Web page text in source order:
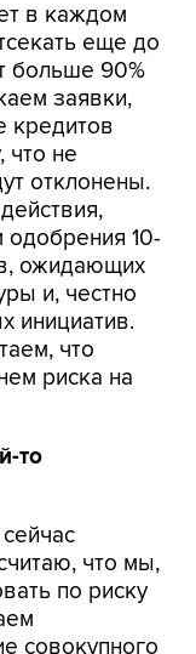
в каждом
еще до
больше 90%
заявки,
кредитов
что не
отклонены.
одобрения 10-
ожидающих
и, честно
инициатив.
что
риска на
то
что мы,
по риску
совокупного